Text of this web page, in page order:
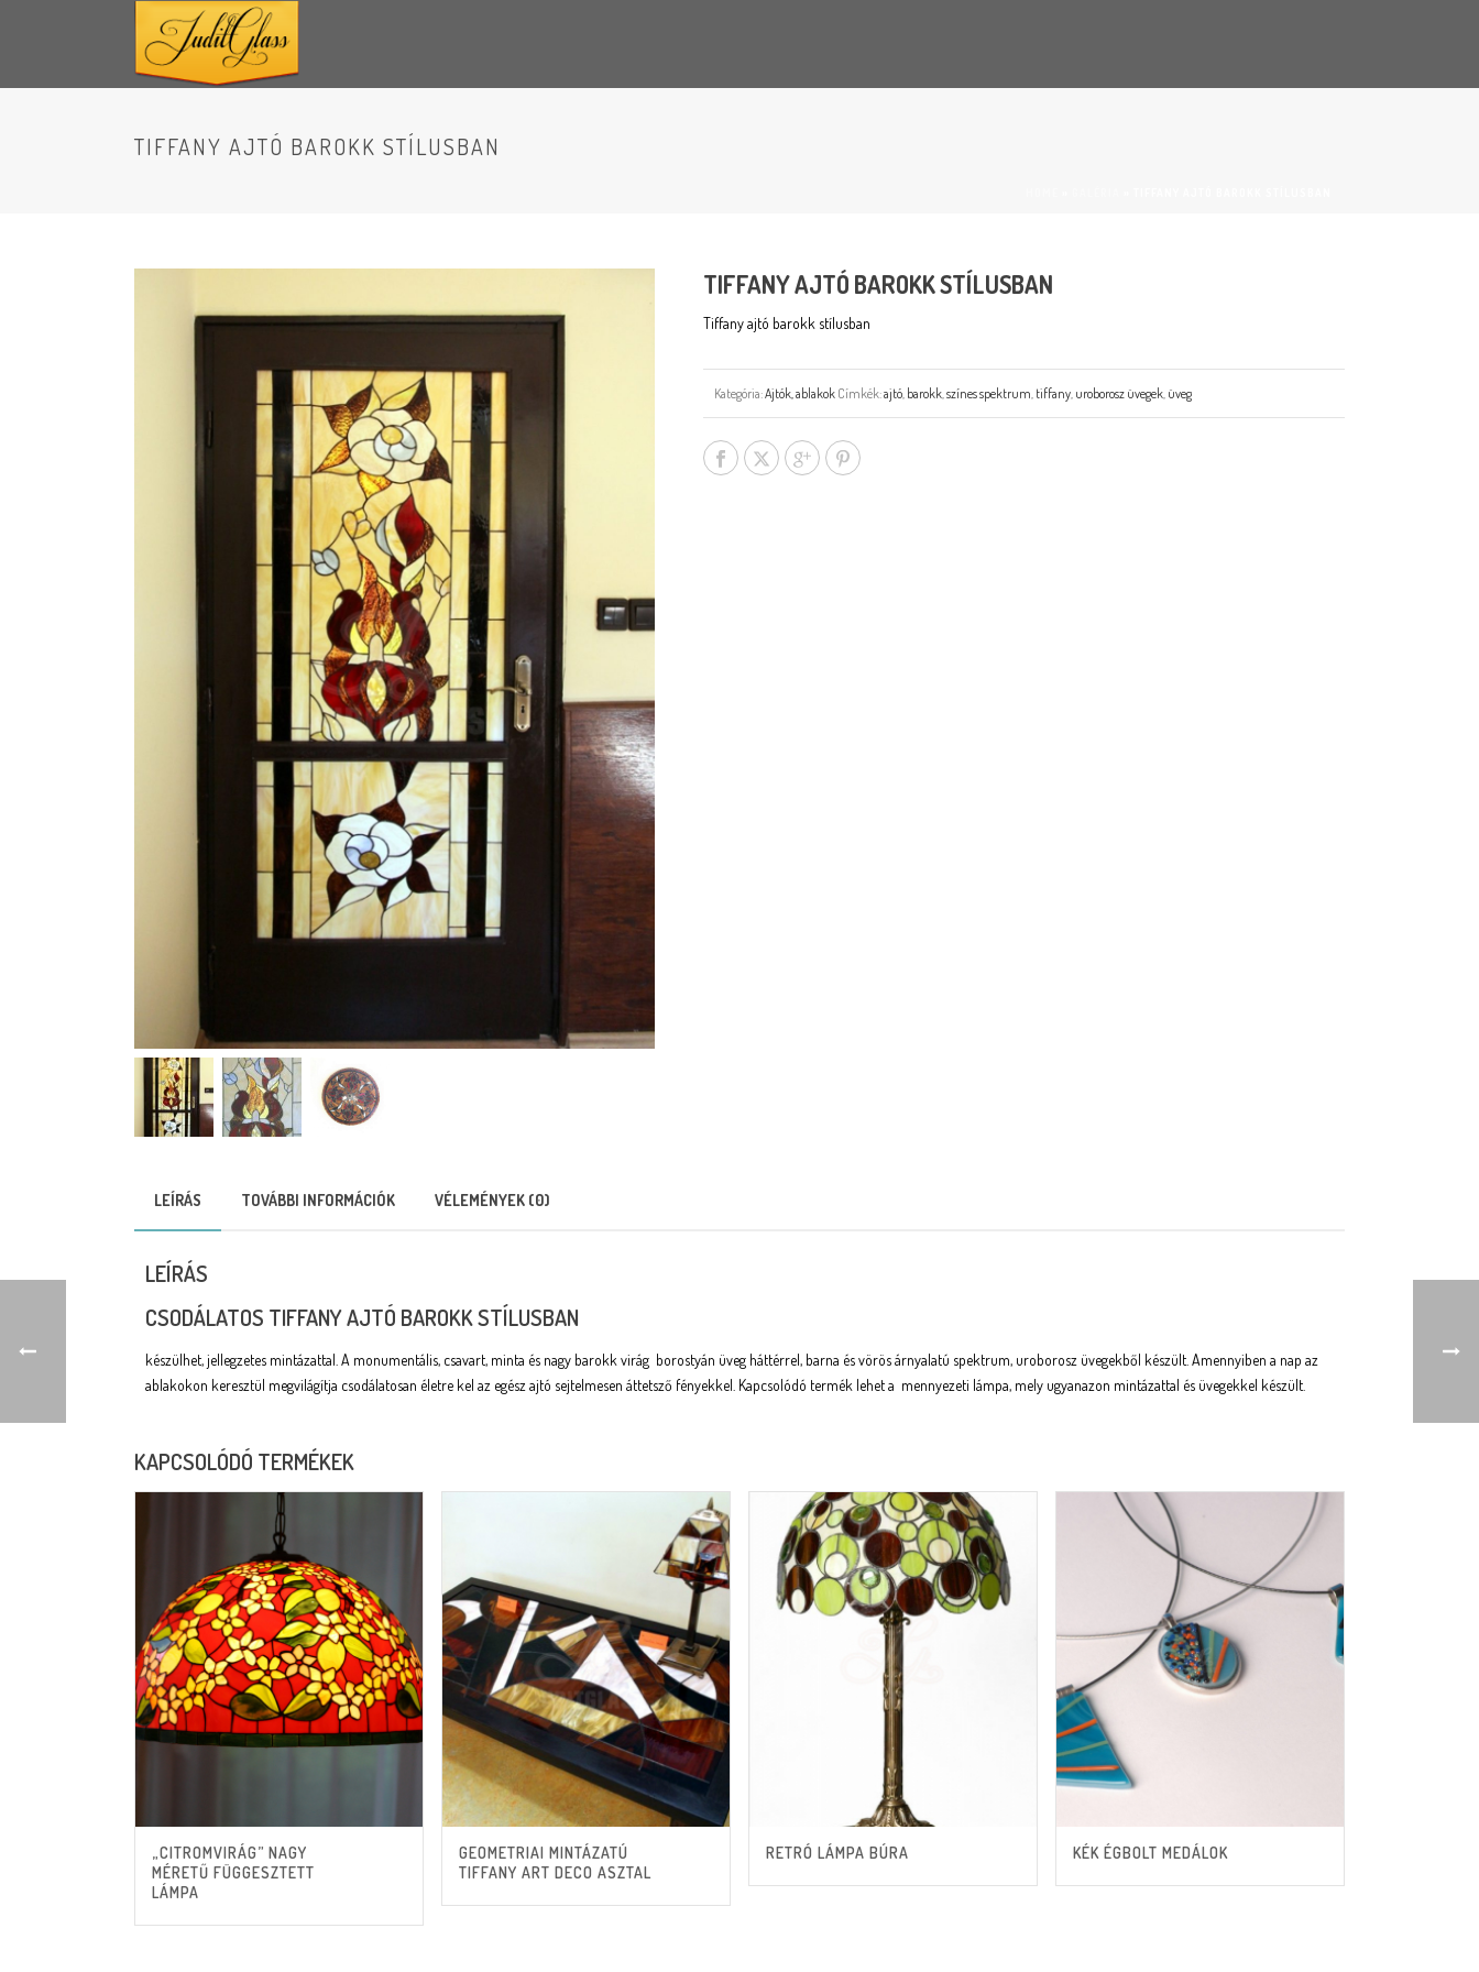
TIFFANY AJTÓ BAROKK STÍLUSBAN
TIFFANY AJTÓ BAROKK STÍLUSBAN
Tiffany ajtó barokk stílusban
Kategória:Ajtók, ablakok Címkék:ajtó, barokk,színes spektrum, tiffany, uroborosz üvegek, üveg
LEÍRÁS TOVÁBBI INFORMÁCIÓK VÉLEMÉNYEK (0)
LEÍRÁS
CSODÁLATOS TIFFANY AJTÓ BAROKK STÍLUSBAN
készülhet, jellegzetes mintázattal. A monumentális, csavart, minta és nagy barokk virág borostyán üveg háttérrel, barna és vörös árnyalatú spektrum, uroborosz üvegekből készült. Amennyiben a nap az
ablakokon keresztül megvilágítja csodálatosan életre kel az egész ajtó sejtelmesen áttetsző fényekkel. Kapcsolódó termék lehet a mennyezeti lámpa, mely ugyanazon mintázattal és üvegekkel készült.
KAPCSOLÓDÓ TERMÉKEK
„CITROMVIRÁG” NAGY
MÉRETŰ FÜGGESZTETT
LÁMPA
GEOMETRIAI MINTÁZATÚ
TIFFANY ART DECO ASZTAL
RETRÓ LÁMPA BÚRA KÉK ÉGBOLT MEDÁLOK